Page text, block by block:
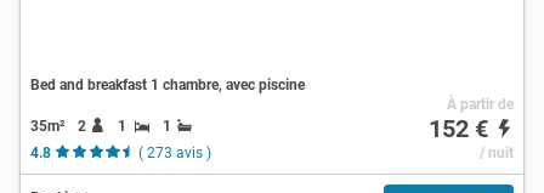
Bed and breakfast 1 chambre, avec piscine
35m² 2 1
1
4.8
( 273 avis )
À partir de
152 €
/ nuit